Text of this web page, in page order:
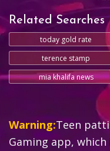
Related Searches
today gold rate
terence stamp
mia khalifa news
Warning:Teen
Gaming app,